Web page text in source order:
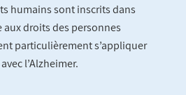
humains sont inscrits dans
droits des personnes
particulièrement s’appliquer
l’Alzheimer.